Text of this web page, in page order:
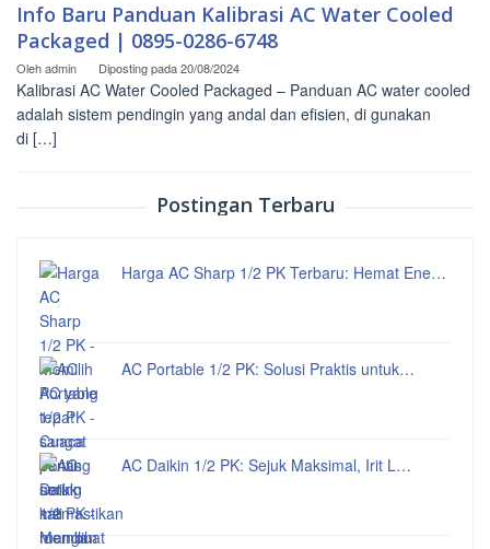
Info Baru Panduan Kalibrasi AC Water Cooled
Packaged | 0895-0286-6748
Olehadmin Diposting pada20/08/2024
Kalibrasi AC Water Cooled Packaged – Panduan AC water cooled
adalah sistem pendingin yang andal dan efisien, di gunakan
di […]
Postingan Terbaru
Harga AC Sharp 1/2 PK Terbaru: Hemat Ene…
AC Portable 1/2 PK: Solusi Praktis untuk…
AC Daikin 1/2 PK: Sejuk Maksimal, Irit L…